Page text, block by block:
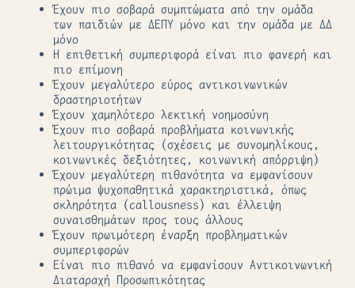
Έχουν πιο σοβαρά συμπτώματα από την ομάδα
των παιδιών με ΔΕΠΥ μόνο και την ομάδα με ΔΔ
μόνο
Η επιθετική συμπεριφορά είναι πιο φανερή και
πιο επίμονη
Έχουν μεγαλύτερο εύρος αντικοινωνικών
δραστηριοτήτων
Έχουν χαμηλότερο λεκτική νοημοσύνη
Έχουν πιο σοβαρά προβλήματα κοινωνικής
λειτουργικότητας (σχέσεις με συνομηλίκους,
κοινωνικές δεξιότητες, κοινωνική απόρριψη)
Έχουν μεγαλύτερη πιθανότητα να εμφανίσουν
πρώιμα ψυχοπαθητικά χαρακτηριστικά, όπως
σκληρότητα (callousness) και έλλειψη
συναισθημάτων προς τους άλλους
Έχουν πρωιμότερη έναρξη προβληματικών
συμπεριφορών
Είναι πιο πιθανό να εμφανίσουν Αντικοινωνική
Διαταραχή Προσωπικότητας